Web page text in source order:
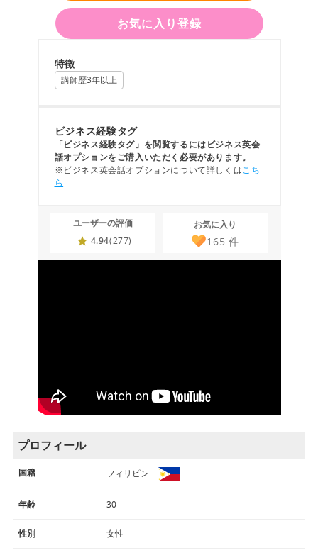
お気に入り登録
特徴
講師歴3年以上
ビジネス経験タグ
「ビジネス経験タグ」を閲覧するにはビジネス英会
話オプションをご購入いただく必要があります。
※ビジネス英会話オプションについて詳しくはこち
ら
ユーザーの評価
4.94(277)
お気に入り
165 件
プロフィール
国籍 フィリピン
年齢 30
性別 女性